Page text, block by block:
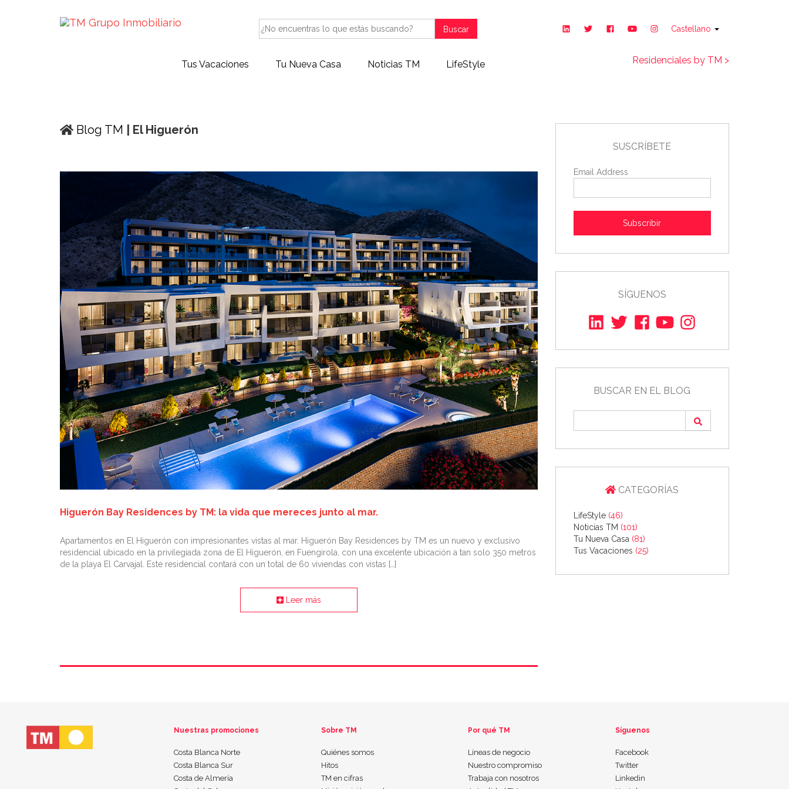
Buscar Castellano
Tus Vacaciones Tu Nueva Casa Noticias TM LifeStyle Residenciales by TM >
Blog TM | El Higuerón
Higuerón Bay Residences by TM: la vida que mereces junto al mar.
Apartamentos en El Higuerón con impresionantes vistas al mar. Higuerón Bay Residences by TM es un nuevo y exclusivo
residencial ubicado en la privilegiada zona de El Higuerón, en Fuengirola, con una excelente ubicación a tan solo 350 metros
de la playa El Carvajal. Este residencial contará con un total de 60 viviendas con vistas […]
Leer más
SUSCRÍBETE
Email Address
Subscribir
SÍGUENOS
BUSCAR EN EL BLOG
CATEGORÍAS
LifeStyle (46)
Noticias TM (101)
Tu Nueva Casa (81)
Tus Vacaciones (25)
Nuestras promociones
Costa Blanca Norte
Costa Blanca Sur
Costa de Almería
Sobre TM
Quiénes somos
Hitos
TM en cifras
Por qué TM
Líneas de negocio
Nuestro compromiso
Trabaja con nosotros
Síguenos
Facebook
Twitter
Linkedin